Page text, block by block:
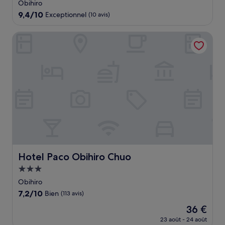
Obihiro
9.4
10,
9,4/10 Exceptionnel (10 avis)
Hotel Paco Obihiro Chuo
Hotel Paco Obihiro Chuo
Hébergement
3.0 étoiles
Obihiro
7.2
7,2/10 Bien (113 avis)
Le
nouveau
36 €
23 août - 24 août